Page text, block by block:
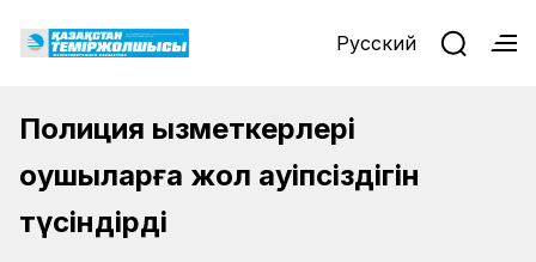
Русский
Полиция қызметкерлері
оқушыларға жол қауіпсіздігін
түсіндірді